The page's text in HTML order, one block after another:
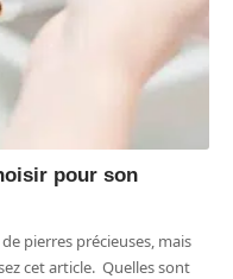
pour son
pierres précieuses, mais
cet article. Quelles sont